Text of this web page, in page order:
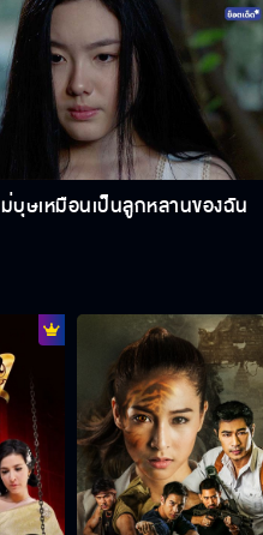
บุษเหมือนเป็นลูกหลานของฉัน